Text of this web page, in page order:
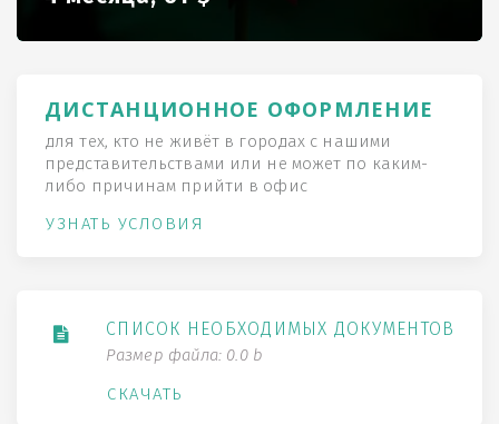
ДИСТАНЦИОННОЕ ОФОРМЛЕНИЕ
для тех, кто не живёт в городах с нашими
представительствами или не может по каким-
либо причинам прийти в офис
УЗНАТЬ УСЛОВИЯ
СПИСОК НЕОБХОДИМЫХ ДОКУМЕНТОВ
Размер файла: 0.0 b
СКАЧАТЬ